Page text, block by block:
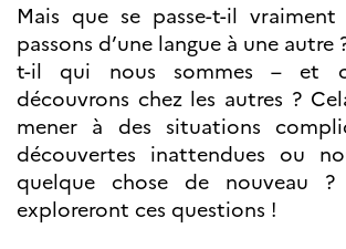
Mais que se passe-t-il
passons d’une langue à une autre
t-il qui nous sommes – et
découvrons chez les autres ?
mener à des situations
découvertes inattendues ou
quelque chose de nouveau ?
exploreront ces questions !